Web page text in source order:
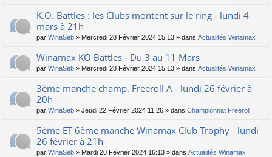
K.O. Battles : les Clubs montent sur le ring - lundi 4
mars à 21h
par WinaSeb » Mercredi 28 Février 2024 15:13 » dans Actualités Winamax
Winamax KO Battles - Du 3 au 11 Mars
par WinaSeb » Mercredi 28 Février 2024 15:13 » dans Actualités Winamax
3ème manche champ. Freeroll A - lundi 26 février à
20h
par WinaSeb » Jeudi 22 Février 2024 11:26 » dans Championnat Freeroll
5ème ET 6ème manche Winamax Club Trophy - lundi
26 février à 21h
par WinaSeb » Mardi 20 Février 2024 16:13 » dans Actualités Winamax